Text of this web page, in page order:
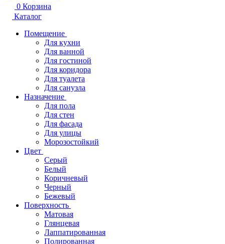
0 Корзина
Каталог
Помещение
Для кухни
Для ванной
Для гостиной
Для коридора
Для туалета
Для санузла
Назначение
Для пола
Для стен
Для фасада
Для улицы
Морозостойкий
Цвет
Серый
Белый
Коричневый
Черный
Бежевый
Поверхность
Матовая
Глянцевая
Лаппатированная
Полированная